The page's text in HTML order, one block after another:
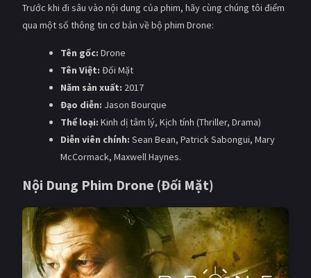
Âu - Mỹ Trung Quốc - Hồng Kông
Hàn Quốc
Tổng hợp
CẬP NHẬT
PHIM LẺ
PHIM CHIẾU RẠP
Trước khi đi sâu vào nội dung của phim, hãy cùng chúng tôi điểm
qua một số thông tin cơ bản về bộ phim Drone:
Tên gốc: Drone
Tên Việt: Đối Mặt
Năm sản xuất: 2017
Đạo diễn: Jason Bourque
Thể loại: Kinh dị tâm lý, Kịch tính (Thriller, Drama)
Diễn viên chính: Sean Bean, Patrick Sabongui, Mary
McCormack, Maxwell Haynes.
Nội Dung Phim Drone (Đối Mặt)